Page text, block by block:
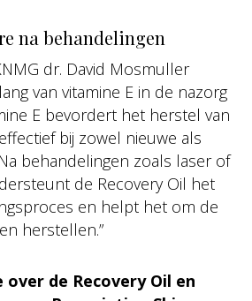
na behandelingen
dr. David Mosmuller
van vitamine E in de nazorg
E bevordert het herstel van
bij zowel nieuwe als
behandelingen zoals laser of
de Recovery Oil het
en helpt het om de
herstellen.”
de Recovery Oil en